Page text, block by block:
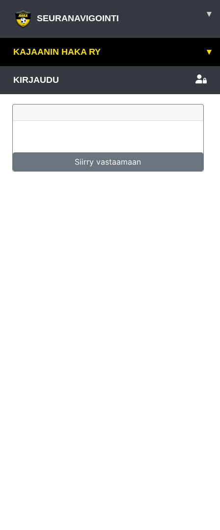
SEURANAVIGOINTI ▾
KAJAANIN HAKA RY ▾
KIRJAUDU